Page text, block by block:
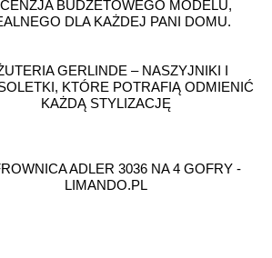
BUDŻETOWEGO MODELU,
DLA KAŻDEJ PANI DOMU.
GERLINDE – NASZYJNIKI I
KTÓRE POTRAFIĄ ODMIENIĆ
KAŻDĄ STYLIZACJĘ
ADLER 3036 NA 4 GOFRY -
LIMANDO.PL